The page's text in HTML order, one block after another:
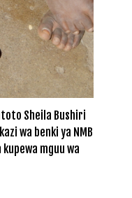
Sheila Bushiri
wa benki ya NMB
mguu wa